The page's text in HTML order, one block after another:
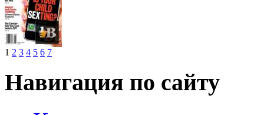
1 2 3 4 5 6 7
Навигация по сайту